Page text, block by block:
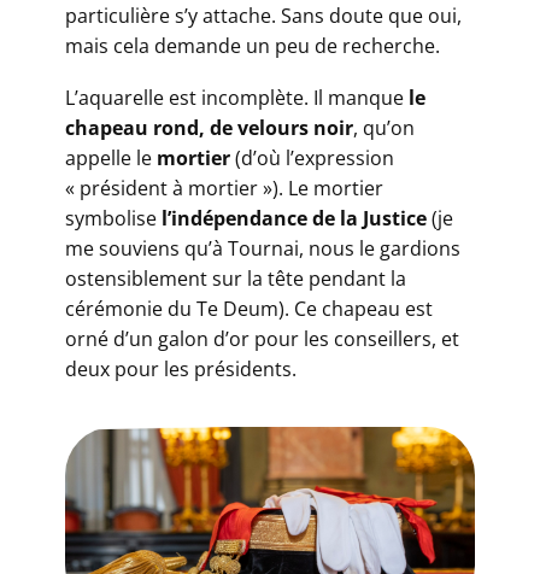
particulière s’y attache. Sans doute que oui,
mais cela demande un peu de recherche.
​L’aquarelle est incomplète. Il manque le
chapeau rond, de velours noir, qu’on
appelle le mortier(d’où l’expression
« président à mortier »). Le mortier
symbolise l’indépendance de la Justice(je
me souviens qu’à Tournai, nous le gardions
ostensiblement sur la tête pendant la
cérémonie du Te Deum). Ce chapeau est
orné d’un galon d’or pour les conseillers, et
deux pour les présidents.